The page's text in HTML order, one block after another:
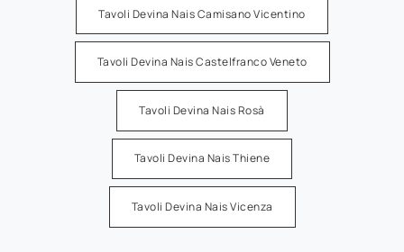
Tavoli Devina Nais Camisano Vicentino
Tavoli Devina Nais Castelfranco Veneto
Tavoli Devina Nais Rosà
Tavoli Devina Nais Thiene
Tavoli Devina Nais Vicenza